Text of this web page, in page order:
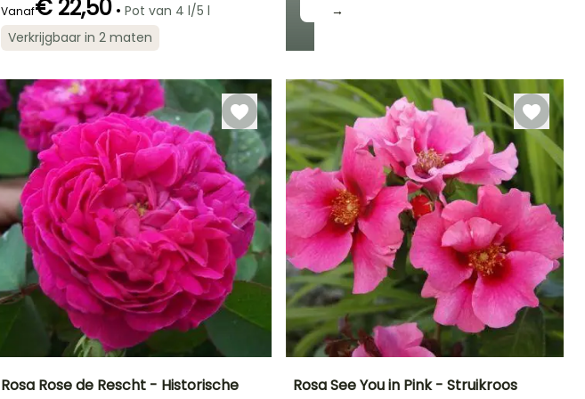
→
Bloeitijd
Redelijke
Januari tot
April,
September tot
December
Vanaf€ 22,50 • Pot van 4 l/5 l
Verkrijgbaar in 2 maten
Rosa Rose de Rescht - Historische
Rosa See You in Pink - Struikroos